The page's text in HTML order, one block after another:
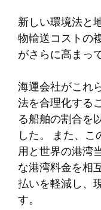
新しい環境法と
物輸送コストの
がさらに高まっ
海運会社がこれ
法を合理化する
る船舶の割合を
した。 また、
用と世界の港湾
な港湾料金を相
払いを軽減し、
す。